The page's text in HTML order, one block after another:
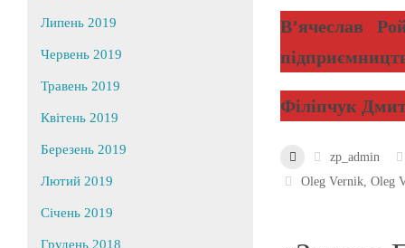
В’ячеслав
Філіпчук
zp_admin
Oleg Vernik,Oleg
Липень 2019
Червень 2019
Травень 2019
Квітень 2019
Березень 2019
Лютий 2019
Січень 2019
Грудень 2018